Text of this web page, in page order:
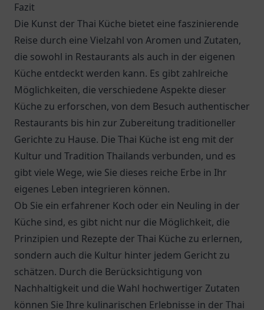
Fazit
Die Kunst der Thai Küche bietet eine faszinierende
Reise durch eine Vielzahl von Aromen und Zutaten,
die sowohl in Restaurants als auch in der eigenen
Küche entdeckt werden kann. Es gibt zahlreiche
Möglichkeiten, die verschiedene Aspekte dieser
Küche zu erforschen, von dem Besuch authentischer
Restaurants bis hin zur Zubereitung traditioneller
Gerichte zu Hause. Die Thai Küche ist eng mit der
Kultur und Tradition Thailands verbunden, und es
gibt viele Wege, wie Sie dieses reiche Erbe in Ihr
eigenes Leben integrieren können.
Ob Sie ein erfahrener Koch oder ein Neuling in der
Küche sind, es gibt nicht nur die Möglichkeit, die
Prinzipien und Rezepte der Thai Küche zu erlernen,
sondern auch die Kultur hinter jedem Gericht zu
schätzen. Durch die Berücksichtigung von
Nachhaltigkeit und die Wahl hochwertiger Zutaten
können Sie Ihre kulinarischen Erlebnisse in der Thai